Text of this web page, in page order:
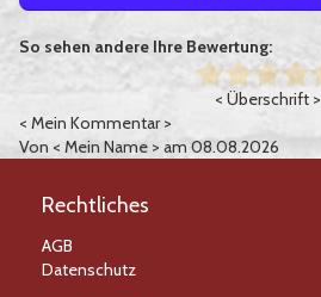
So sehen andere Ihre Bewertung:
< Überschrift >
< Mein Kommentar >
Von < Mein Name > am 08.08.2026
Rechtliches
AGB
Datenschutz